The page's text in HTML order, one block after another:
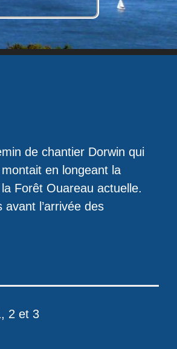
de chantier Dorwin qui
en longeant la
Forêt Ouareau actuelle.
l’arrivée des
2 et 3